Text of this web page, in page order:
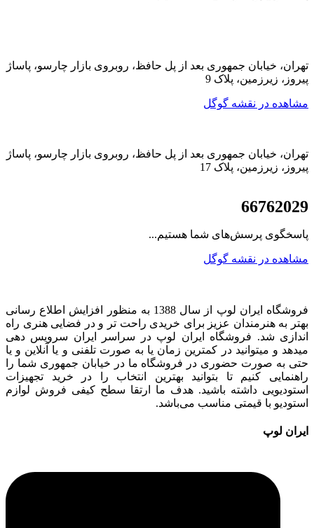
تهران، خیابان جمهوری بعد از پل حافظ، روبروی بازار چارسو، پاساژ
پیروز، زیرزمین، پلاک 9
مشاهده در نقشه گوگل
تهران، خیابان جمهوری بعد از پل حافظ، روبروی بازار چارسو، پاساژ
پیروز، زیرزمین، پلاک 17
66762029
پاسخگوی پرسش‌های شما هستیم...
مشاهده در نقشه گوگل
فروشگاه ایران لوپ از سال 1388 به منظور افزایش اطلاع رسانی
بهتر به هنرمندان عزیز برای خریدی راحت تر و در فضایی هنری راه
اندازی شد. فروشگاه ایران لوپ در سراسر ایران سرویس دهی
میدهد و میتوانید در کمترین زمان یا به صورت تلفنی و یا آنلاین و یا
حتی به صورت حضوری در فروشگاه ما در خیابان جمهوری شما را
راهنمایی کنیم تا بتوانید بهترین انتخاب را در خرید تجهیزات
استودیویی داشته باشید. هدف ما ارتقا سطح کیفی فروش لوازم
استودیو با قیمتی مناسب می‌باشد.
ایران لوپ